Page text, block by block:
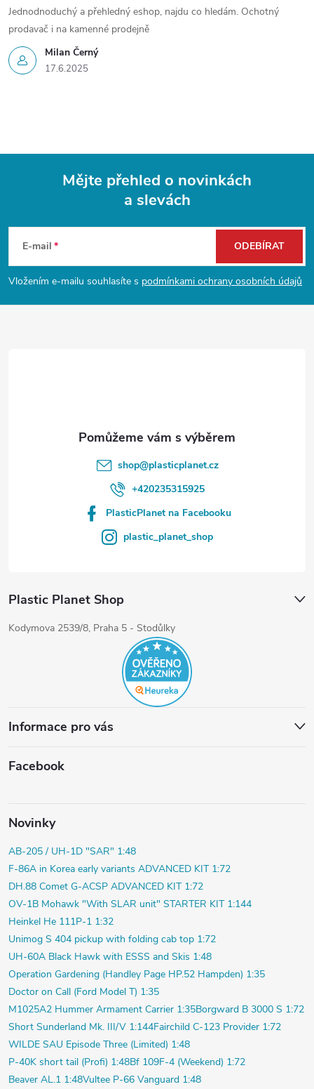
Milan Černý
17.6.2025
Jednodnoduchý a přehledný eshop, najdu co hledám. Ochotný
prodavač i na kamenné prodejně
p
a
Mějte přehled o novinkách
a slevách
E-mail
Vložením e-mailu souhlasíte s podmínkami ochrany osobních údajů
ODEBÍRAT
shop@plasticplanet.cz
+420235315925
PlasticPlanet na Facebooku
plastic_planet_shop
Plastic Planet Shop
Kodymova 2539/8, Praha 5 - Stodůlky
Informace pro vás
Facebook
Novinky
AB-205 / UH-1D "SAR" 1:48
F-86A in Korea early variants ADVANCED KIT 1:72
DH.88 Comet G-ACSP ADVANCED KIT 1:72
OV-1B Mohawk "With SLAR unit" STARTER KIT 1:144
Heinkel He 111P-1 1:32
Unimog S 404 pickup with folding cab top 1:72
UH-60A Black Hawk with ESSS and Skis 1:48
Operation Gardening (Handley Page HP.52 Hampden) 1:35
Doctor on Call (Ford Model T) 1:35
M1025A2 Hummer Armament Carrier 1:35Borgward B 3000 S 1:72
Short Sunderland Mk. III/V 1:144Fairchild C-123 Provider 1:72
WILDE SAU Episode Three (Limited) 1:48
P-40K short tail (Profi) 1:48Bf 109F-4 (Weekend) 1:72
Beaver AL.1 1:48Vultee P-66 Vanguard 1:48